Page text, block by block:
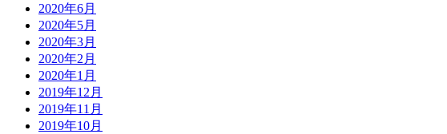
2020年6月
2020年5月
2020年3月
2020年2月
2020年1月
2019年12月
2019年11月
2019年10月